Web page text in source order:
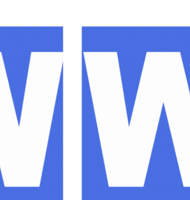
Rp600,000.00
hingga
Rp3,500,000.00
memiliki
beberapa
Pilihan
dapat
diambil
halaman